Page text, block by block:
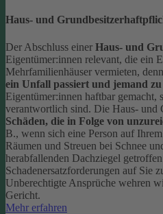
Haus- und
Der Abschluss einer Haus- und
Eigentümer:innen relevant, die ein
Mehrfamilienhäuser vermieten, denn
ein Unfall passiert und jemand
Eigentümer:innen haftbar gemacht,
verantwortlich sind. Die Haus- und
Schäden, die in Folge von
B., wenn sich eine Person auf
Räumen und Streuen bei Schnee
herabfallenden Dachziegel
Schadenersatzforderungen auf Sie
Unberechtigte Ansprüche wehren
Gericht.
Mehr erfahren